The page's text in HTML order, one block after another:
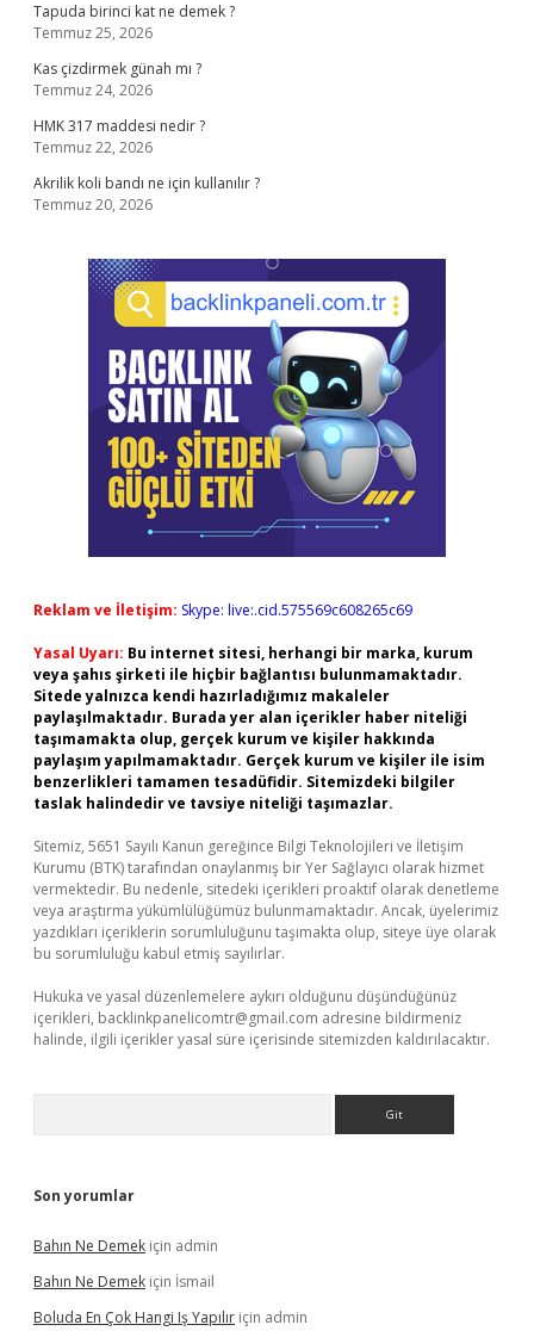
Tapuda birinci kat ne demek ?
Temmuz 25, 2026
Kas çizdirmek günah mı ?
Temmuz 24, 2026
HMK 317 maddesi nedir ?
Temmuz 22, 2026
Akrilik koli bandı ne için kullanılır ?
Temmuz 20, 2026
Reklam ve İletişim: Skype: live:.cid.575569c608265c69
Yasal Uyarı: Bu internet sitesi, herhangi bir marka, kurum
veya şahıs şirketi ile hiçbir bağlantısı bulunmamaktadır.
Sitede yalnızca kendi hazırladığımız makaleler
paylaşılmaktadır. Burada yer alan içerikler haber niteliği
taşımamakta olup, gerçek kurum ve kişiler hakkında
paylaşım yapılmamaktadır. Gerçek kurum ve kişiler ile isim
benzerlikleri tamamen tesadüfidir. Sitemizdeki bilgiler
taslak halindedir ve tavsiye niteliği taşımazlar.
Sitemiz, 5651 Sayılı Kanun gereğince Bilgi Teknolojileri ve İletişim
Kurumu (BTK) tarafından onaylanmış bir Yer Sağlayıcı olarak hizmet
vermektedir. Bu nedenle, sitedeki içerikleri proaktif olarak denetleme
veya araştırma yükümlülüğümüz bulunmamaktadır. Ancak, üyelerimiz
yazdıkları içeriklerin sorumluluğunu taşımakta olup, siteye üye olarak
bu sorumluluğu kabul etmiş sayılırlar.
Hukuka ve yasal düzenlemelere aykırı olduğunu düşündüğünüz
içerikleri, backlinkpanelicomtr@gmail.com adresine bildirmeniz
halinde, ilgili içerikler yasal süre içerisinde sitemizden kaldırılacaktır.
Son yorumlar
Bahın Ne Demek için admin
Bahın Ne Demek için İsmail
Boluda En Çok Hangi Iş Yapılır için admin